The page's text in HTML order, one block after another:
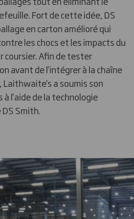
Fort de cette idée, DS
en carton amélioré qui
les chocs et les impacts du
coursier. Afin de tester
avant de l'intégrer à la chaîne
a soumis son
l'aide de la technologie
Smith.